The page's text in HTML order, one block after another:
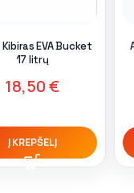
EVA Bucket
17 litrų
18,50€
Į KREPŠELĮ